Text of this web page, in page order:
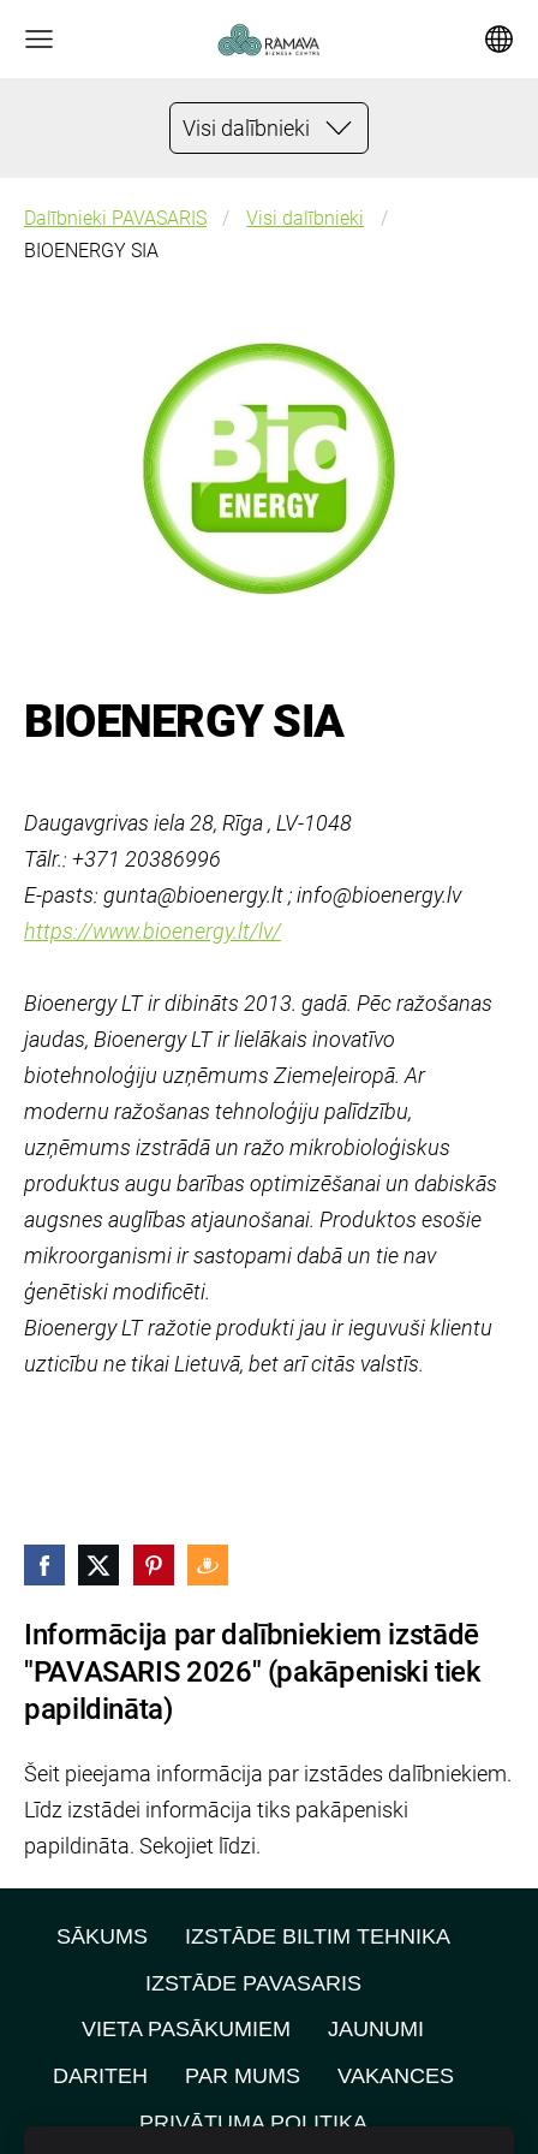
Visi dalībnieki
Informācija par dalībniekiem izstādē
"PAVASARIS 2026" (pakāpeniski tiek
papildināta)
Šeit pieejama informācija par izstādes dalībniekiem.
Līdz izstādei informācija tiks pakāpeniski
papildināta. Sekojiet līdzi.
Dalībnieki PAVASARIS
Visi dalībnieki
BIOENERGY SIA
BIOENERGY SIA
Daugavgrivas iela 28, Rīga , LV-1048
Tālr.: +371 20386996
E-pasts: gunta@bioenergy.lt ; info@bioenergy.lv
https://www.bioenergy.lt/lv/
Bioenergy LT ir dibināts 2013. gadā. Pēc ražošanas
jaudas, Bioenergy LT ir lielākais inovatīvo
biotehnoloģiju uzņēmums Ziemeļeiropā. Ar
modernu ražošanas tehnoloģiju palīdzību,
uzņēmums izstrādā un ražo mikrobioloģiskus
produktus augu barības optimizēšanai un dabiskās
augsnes auglības atjaunošanai. Produktos esošie
mikroorganismi ir sastopami dabā un tie nav
ģenētiski modificēti.
Bioenergy LT ražotie produkti jau ir ieguvuši klientu
uzticību ne tikai Lietuvā, bet arī citās valstīs.
SĀKUMS
IZSTĀDE BILTIM TEHNIKA
IZSTĀDE PAVASARIS
VIETA PASĀKUMIEM
JAUNUMI
DARITEH
PAR MUMS
VAKANCES
PRIVĀTUMA POLITIKA